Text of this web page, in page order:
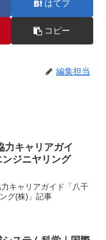
はてブ
コピー
編集担当
力キャリアガイ
ンジニヤリング
キャリアガイド「八千
グ(株)」記事